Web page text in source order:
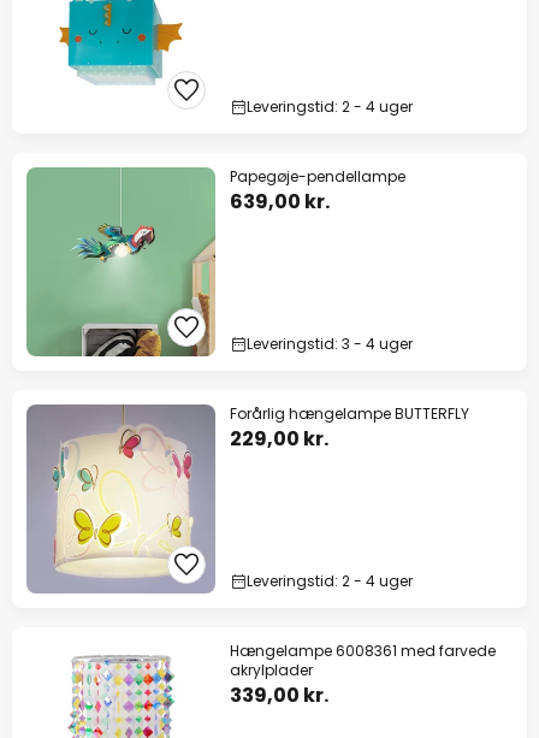
Leveringstid: 2 - 4 uger
Papegøje-pendellampe
639,00 kr.
Leveringstid: 3 - 4 uger
Forårlig hængelampe BUTTERFLY
229,00 kr.
Leveringstid: 2 - 4 uger
Hængelampe 6008361 med farvede
akrylplader
339,00 kr.